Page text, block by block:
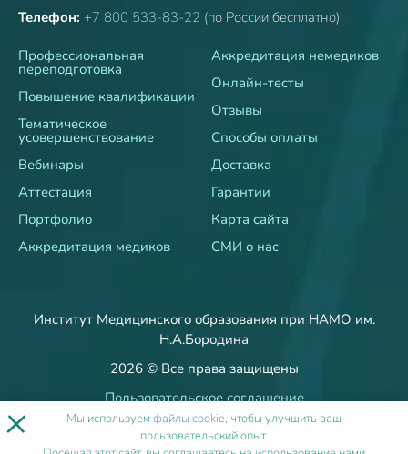
Телефон: +7 800 533-83-22 (по России бесплатно)
Профессиональная
переподготовка
Повышение квалификации
Тематическое
усовершенствование
Вебинары
Аттестация
Портфолио
Аккредитация медиков
Аккредитация немедиков
Онлайн-тесты
Отзывы
Способы оплаты
Доставка
Гарантии
Карта сайта
СМИ о нас
Институт Медицинского образования при НАМО им.
Н.А.Бородина
2026 © Все права защищены
Пользовательское соглашение
Политика об обработке и защите персональных данных
Пользовательское согласие
× Мы используемфайлы cookie, чтобы улучшить ваш
пользовательский опыт.